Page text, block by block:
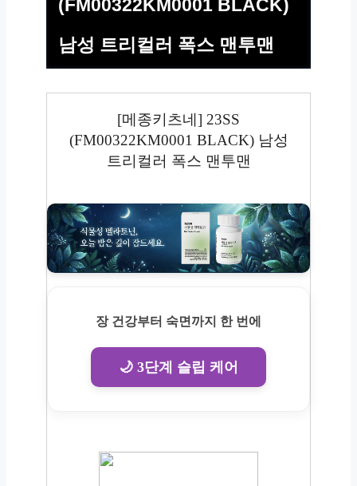
(FM00322KM0001 BLACK)
남성 트리컬러 폭스 맨투맨
[메종키츠네] 23SS
(FM00322KM0001 BLACK) 남성
트리컬러 폭스 맨투맨
장 건강부터 숙면까지 한 번에
🌙 3단계 슬립 케어